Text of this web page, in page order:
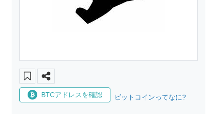
BTCアドレスを確認 ビットコインってなに?